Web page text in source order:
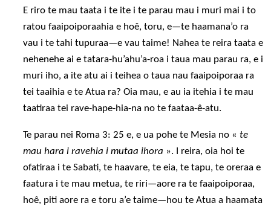
E riro te mau taata i te ite i te parau mau i muri mai i to
ratou faaipoiporaahia e hoê, toru, e—te haamana’o ra
vau i te tahi tupuraa—e vau taime! Nahea te reira taata e
nehenehe ai e tatara-hu’ahu’a-roa i taua mau parau ra, e i
muri iho, a ite atu ai i teihea o taua nau faaipoiporaa ra
tei taaihia e te Atua ra? Oia mau, e au ia itehia i te mau
taatiraa tei rave-hape-hia-na no te faataa-ê-atu.
Te parau nei Roma 3: 25 e, e ua pohe te Mesia no «te
mau hara i ravehia i mutaa ihora ». I reira, oia hoi te
ofatiraa i te Sabati, te haavare, te eia, te tapu, te oreraa e
faatura i te mau metua, te riri—aore ra te faaipoiporaa,
hoê, piti aore ra e toru a’e taime—hou te Atua a haamata